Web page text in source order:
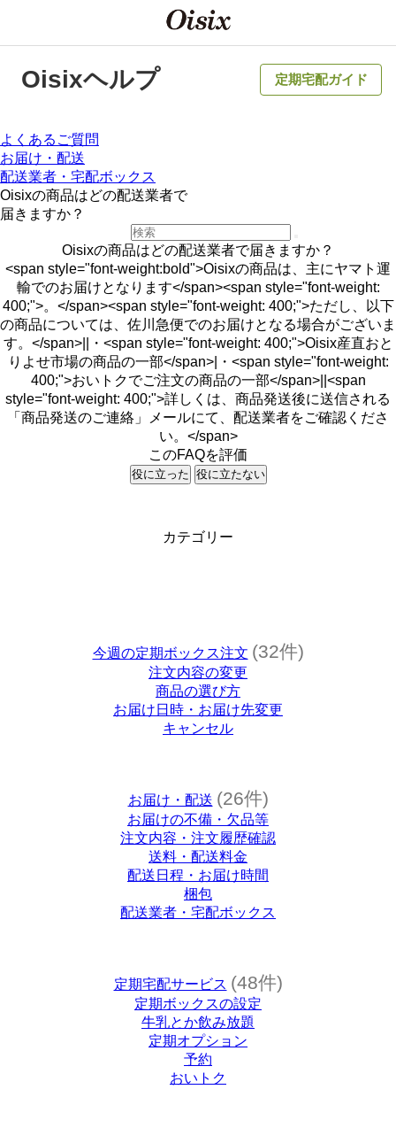
Oisixヘルプ 定期宅配ガイド
よくあるご質問
お届け・配送
配送業者・宅配ボックス
Oisixの商品はどの配送業者で
届きますか？
Oisixの商品はどの配送業者で届きますか？
<span style="font-weight:bold">Oisixの商品は、主にヤマト運
輸でのお届けとなります</span><span style="font-weight:
400;">。</span><span style="font-weight: 400;">ただし、以下
の商品については、佐川急便でのお届けとなる場合がございま
す。</span>||・<span style="font-weight: 400;">Oisix産直おと
りよせ市場の商品の一部</span>|・<span style="font-weight:
400;">おいトクでご注文の商品の一部</span>||<span
style="font-weight: 400;">詳しくは、商品発送後に送信される
「商品発送のご連絡」メールにて、配送業者をご確認くださ
い。</span>
このFAQを評価
役に立った 役に立たない
カテゴリー
今週の定期ボックス注文 (32件)
注文内容の変更
商品の選び方
お届け日時・お届け先変更
キャンセル
お届け・配送 (26件)
お届けの不備・欠品等
注文内容・注文履歴確認
送料・配送料金
配送日程・お届け時間
梱包
配送業者・宅配ボックス
定期宅配サービス (48件)
定期ボックスの設定
牛乳とか飲み放題
定期オプション
予約
おいトク